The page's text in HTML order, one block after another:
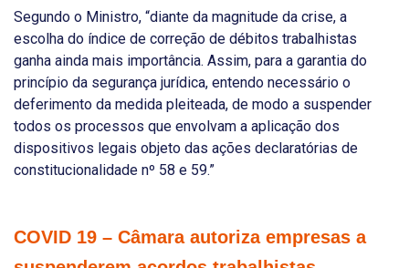
Segundo o Ministro, “diante da magnitude da crise, a
escolha do índice de correção de débitos trabalhistas
ganha ainda mais importância. Assim, para a garantia do
princípio da segurança jurídica, entendo necessário o
deferimento da medida pleiteada, de modo a suspender
todos os processos que envolvam a aplicação dos
dispositivos legais objeto das ações declaratórias de
constitucionalidade nº 58 e 59.”
COVID 19 – Câmara autoriza empresas a